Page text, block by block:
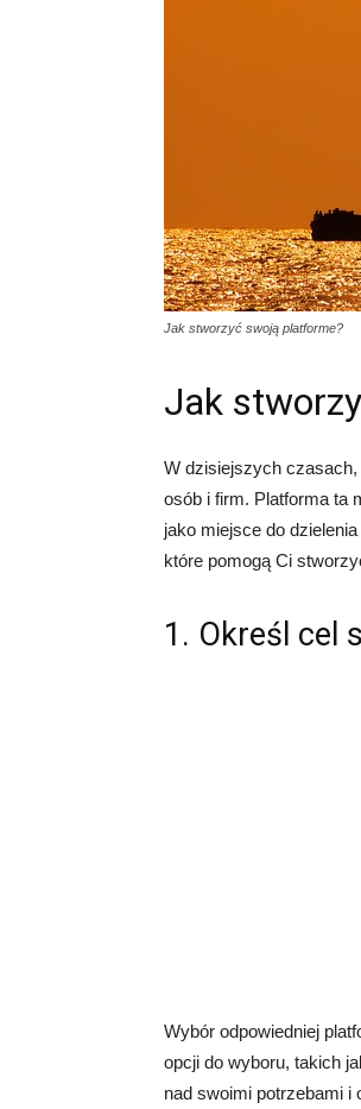
Jak stworzyć swoją platforme?
Jak
W dzisiejszych czasach,
osób i firm. Platforma ta
jako miejsce do
które pomogą Ci
1. Określ cel
Wybór odpowiedniej
opcji do wyboru, takich
nad swoimi potrzebami i